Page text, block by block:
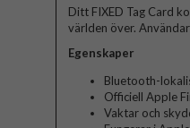
Ditt FIXED Tag Card
världen över.
Egenskaper
Bluetooth-
Officiell Apple
Vaktar och